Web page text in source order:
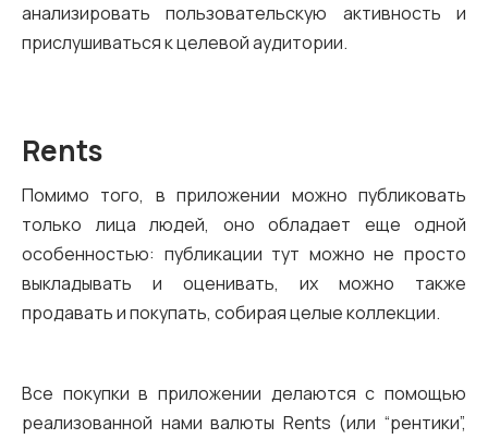
анализировать пользовательскую активность и
прислушиваться к целевой аудитории.
Rents
Помимо того, в приложении можно публиковать
только лица людей, оно обладает еще одной
особенностью: публикации тут можно не просто
выкладывать и оценивать, их можно также
продавать и покупать, собирая целые коллекции.
Все покупки в приложении делаются с помощью
реализованной нами валюты Rents (или “рентики”,